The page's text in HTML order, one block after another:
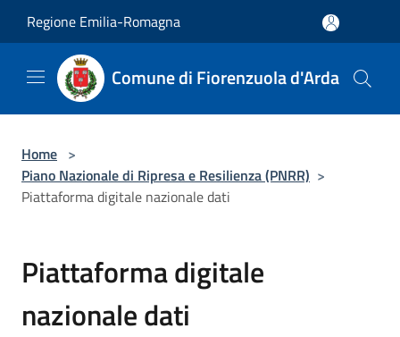
Regione Emilia-Romagna
Comune di Fiorenzuola d'Arda
Home >
Piano Nazionale di Ripresa e Resilienza (PNRR) >
Piattaforma digitale nazionale dati
Piattaforma digitale
nazionale dati